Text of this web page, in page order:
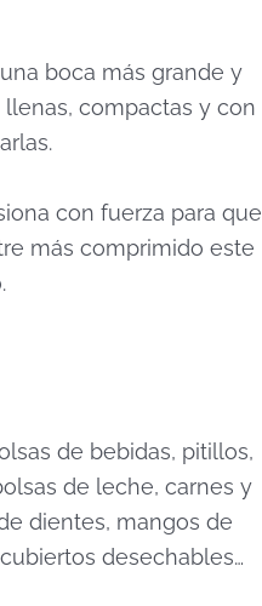
boca más grande y
compactas y con
con fuerza para que
más comprimido este
de bebidas, pitillos,
de leche, carnes y
dientes, mangos de
desechables…